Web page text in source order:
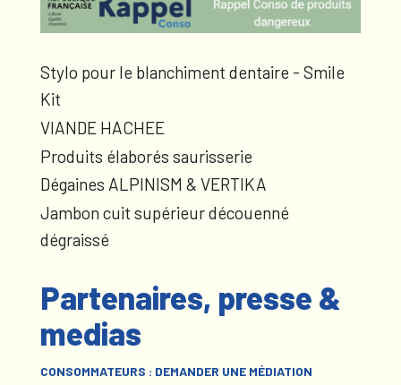
Stylo pour le blanchiment dentaire - Smile
Kit
VIANDE HACHEE
Produits élaborés saurisserie
Dégaines ALPINISM & VERTIKA
Jambon cuit supérieur découenné
dégraissé
Partenaires, presse &
medias
CONSOMMATEURS : DEMANDER UNE MÉDIATION